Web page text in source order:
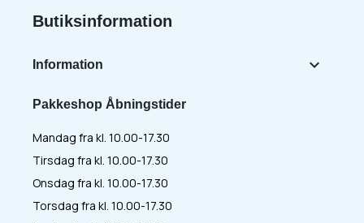
Pakkeshop Åbningstider
Mandag fra kl. 10.00-17.30
Tirsdag fra kl. 10.00-17.30
Onsdag fra kl. 10.00-17.30
Torsdag fra kl. 10.00-17.30
Butiksinformation
Information 